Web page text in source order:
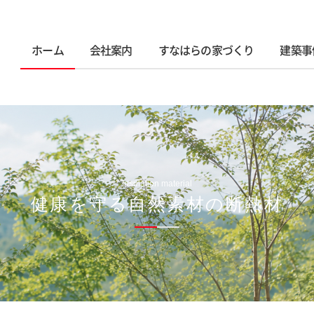
ホーム 会社案内 すなはらの家づくり 建築事
Insulation material
健康を守る自然素材の断熱材